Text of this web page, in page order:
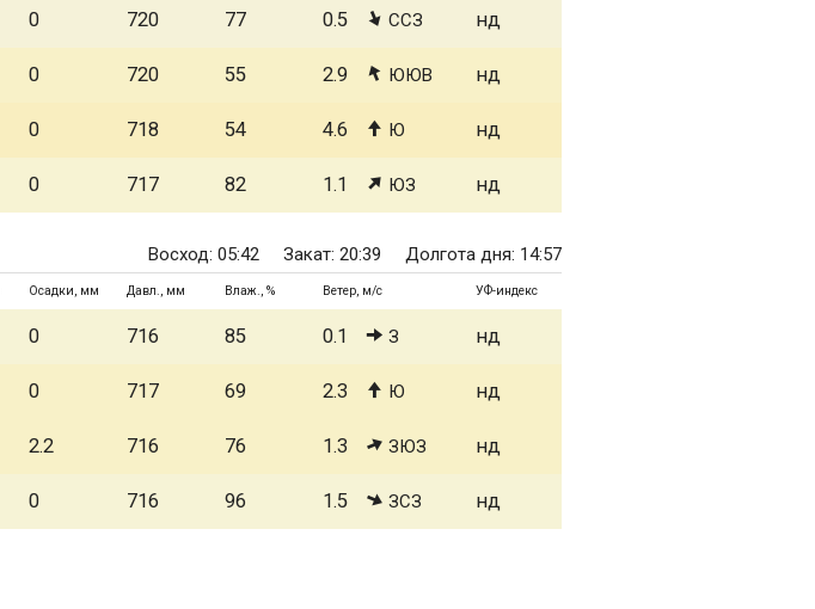
0 720 77 0.5 ССЗ нд
0 720 55 2.9 ЮЮВ нд
0 718 54 4.6 Ю нд
0 717 82 1.1 ЮЗ нд
Восход: 05:42 Закат: 20:39 Долгота дня: 14:57
Осадки, мм Давл., мм Влаж., % Ветер, м/с УФ-индекс
0 716 85 0.1 З нд
0 717 69 2.3 Ю нд
2.2 716 76 1.3 ЗЮЗ нд
0 716 96 1.5 ЗСЗ нд